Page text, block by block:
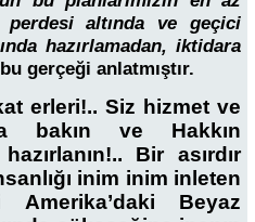
altında ve geçici
hazırlamadan, iktidara
gerçeği anlatmıştır.
erleri!.. Siz hizmet ve
bakın ve Hakkın
Bir asırdır
inim inim inleten
Amerika’daki Beyaz